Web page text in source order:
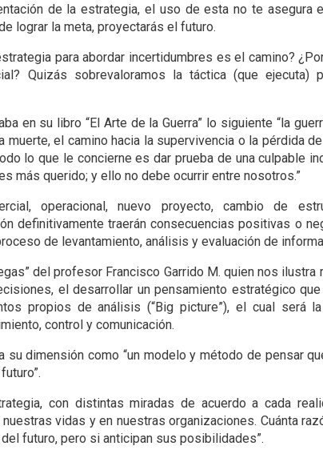
de la estrategia, el uso de esta no te asegura
lograr la meta, proyectarás el futuro.
para abordar incertidumbres es el camino?
Quizás sobrevaloramos la táctica (que ejecuta)
en su libro “El Arte de la Guerra” lo siguiente “la
el camino hacia la supervivencia o la pérdida
lo que le concierne es dar prueba de una culpable
más querido; y ello no debe ocurrir entre nosotros.”
operacional, nuevo proyecto, cambio de
definitivamente traerán consecuencias positivas o
de levantamiento, análisis y evaluación de
del profesor Francisco Garrido M. quien nos ilustra
el desarrollar un pensamiento estratégico
propios de análisis (“Big picture”), el cual será
control y comunicación.
dimensión como “un modelo y método de pensar
con distintas miradas de acuerdo a cada
vidas y en nuestras organizaciones. Cuánta
futuro, pero si anticipan sus posibilidades”.